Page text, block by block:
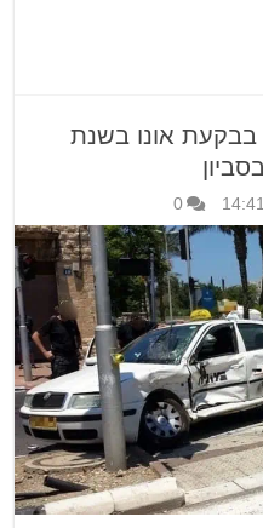
בבקעת אונו בשנת
0